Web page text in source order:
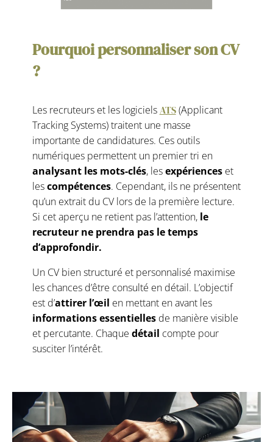
Pourquoi personnaliser son CV
?
Les recruteurs et les logicielsATS(Applicant
Tracking Systems) traitent une masse
importante de candidatures. Ces outils
numériques permettent un premier tri en
analysant les mots-clés, lesexpériences et
lescompétences. Cependant, ils ne présentent
qu’un extrait du CV lors de la première lecture.
Si cet aperçu ne retient pas l’attention, le
recruteur ne prendra pas le temps
d’approfondir.
Un CV bien structuré et personnalisé maximise
les chances d’être consulté en détail. L’objectif
est d’attirer l’œil en mettant en avant les
informations essentiellesde manière visible
et percutante. Chaque détail compte pour
susciter l’intérêt.